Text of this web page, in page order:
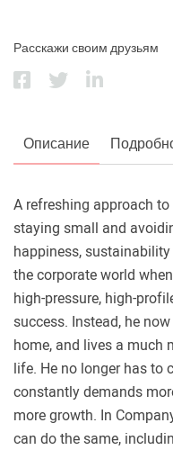
Расскажи своим друзьям
Описание
A refreshing approach
staying small and
happiness,
the corporate world
high-pressure, high-
success. Instead, he
home, and lives a much
life. He no longer has to
constantly demands
more growth. In
can do the same,